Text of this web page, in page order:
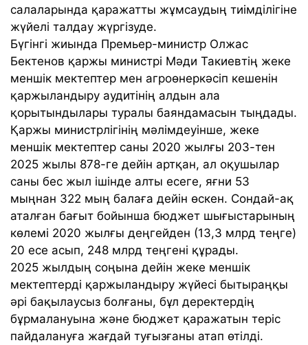
салаларында қаражатты жұмсаудың тиімділігіне
жүйелі талдау жүргізуде.
Бүгінгі жиында Премьер-министр Олжас
Бектенов қаржы министрі Мәди Такиевтің жеке
меншік мектептер мен агроөнеркәсіп кешенін
қаржыландыру аудитінің алдын ала
қорытындылары туралы баяндамасын тыңдады.
Қаржы министрлігінің мәлімдеуінше, жеке
меншік мектептер саны 2020 жылғы 203-тен
2025 жылы 878-ге дейін артқан, ал оқушылар
саны бес жыл ішінде алты есеге, яғни 53
мыңнан 322 мың балаға дейін өскен. Сондай-ақ
аталған бағыт бойынша бюджет шығыстарының
көлемі 2020 жылғы деңгейден (13,3 млрд теңге)
20 есе асып, 248 млрд теңгені құрады.
2025 жылдың соңына дейін жеке меншік
мектептерді қаржыландыру жүйесі бытыраңқы
әрі бақылаусыз болғаны, бұл деректердің
бұрмалануына және бюджет қаражатын теріс
пайдалануға жағдай туғызғаны атап өтілді.